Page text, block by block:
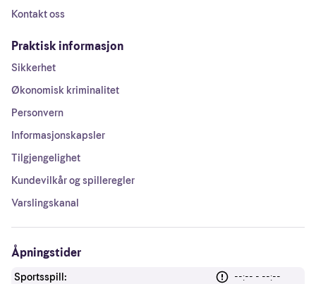
Kontakt oss
Praktisk informasjon
Sikkerhet
Økonomisk kriminalitet
Personvern
Informasjonskapsler
Tilgjengelighet
Kundevilkår og spilleregler
Varslingskanal
Åpningstider
Sportsspill: --:-- - --:--